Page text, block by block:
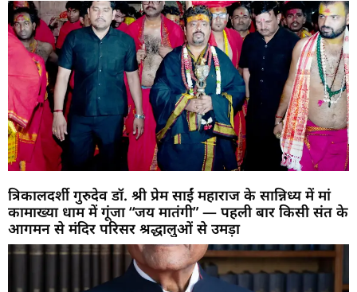
त्रिकालदर्शी गुरुदेव डॉ. श्री प्रेम साईं महाराज के सान्निध्य में मां
कामाख्या धाम में गूंजा “जय मातंगी” — पहली बार किसी संत के
आगमन से मंदिर परिसर श्रद्धालुओं से उमड़ा